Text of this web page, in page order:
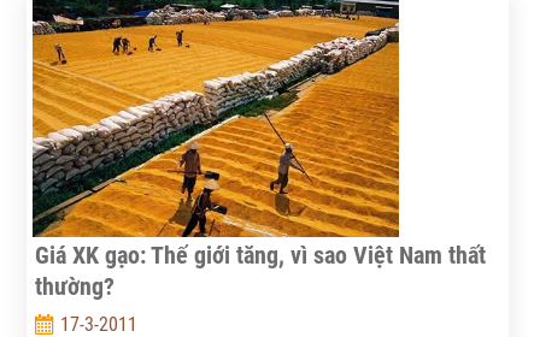
của DOC về đợt xem xét hành chính thuế chống bán
phá giá cá tra lần 6 (POR6), do các luật sư đại diện
cho phía Việt Nam gửi về.
Giá XK gạo: Thế giới tăng, vì sao Việt Nam thất
thường?
17-3-2011